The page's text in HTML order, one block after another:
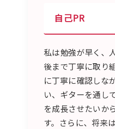
自己PR
私は勉強が早く、
後まで丁寧に取り
に丁寧に確認しな
い、ギターを通し
を成長させたいか
す。さらに、将来